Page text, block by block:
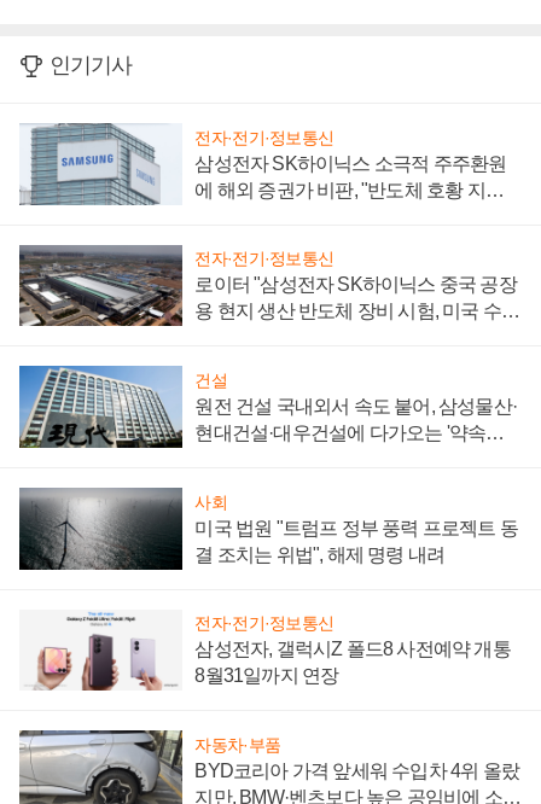
인기기사
전자·전기·정보통신
삼성전자 SK하이닉스 소극적 주주환원
에 해외 증권가 비판, "반도체 호황 지속
전자·전기·정보통신
로이터 "삼성전자 SK하이닉스 중국 공장
용 현지 생산 반도체 장비 시험, 미국 수출
건설
원전 건설 국내외서 속도 붙어, 삼성물산·
현대건설·대우건설에 다가오는 '약속의
사회
미국 법원 "트럼프 정부 풍력 프로젝트 동
결 조치는 위법", 해제 명령 내려
전자·전기·정보통신
삼성전자, 갤럭시Z 폴드8 사전예약 개통
8월31일까지 연장
자동차·부품
BYD코리아 가격 앞세워 수입차 4위 올랐
지만, BMW·벤츠보다 높은 공임비에 소비